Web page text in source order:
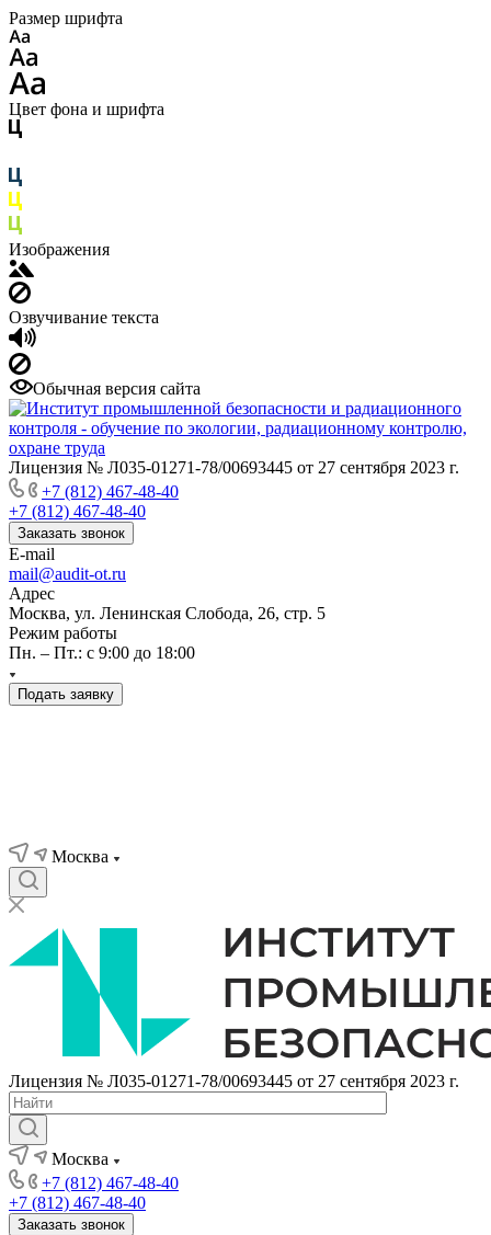
Размер шрифта
Цвет фона и шрифта
Изображения
Озвучивание текста
Обычная версия сайта
Лицензия № Л035-01271-78/00693445 от 27 сентября 2023 г.
+7 (812) 467-48-40
+7 (812) 467-48-40
Заказать звонок
E-mail
mail@audit-ot.ru
Адрес
Москва, ул. Ленинская Слобода, 26, стр. 5
Режим работы
Пн. – Пт.: с 9:00 до 18:00
Подать заявку
Москва
Лицензия № Л035-01271-78/00693445 от 27 сентября 2023 г.
Москва
+7 (812) 467-48-40
+7 (812) 467-48-40
Заказать звонок